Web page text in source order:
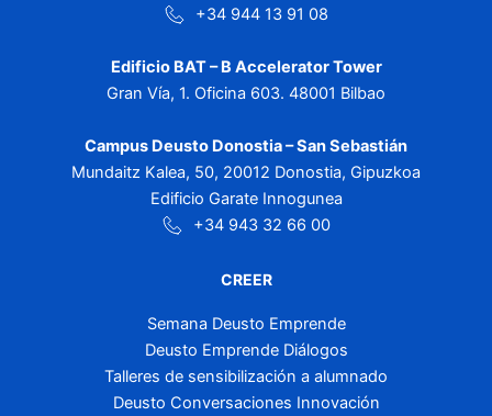
+34 944 13 91 08
Edificio BAT – B Accelerator Tower
Gran Vía, 1. Oficina 603. 48001 Bilbao
Campus Deusto Donostia – San Sebastián
Mundaitz Kalea, 50, 20012 Donostia, Gipuzkoa
Edificio Garate Innogunea
+34 943 32 66 00
CREER
Semana Deusto Emprende
Deusto Emprende Diálogos
Talleres de sensibilización a alumnado
Deusto Conversaciones Innovación